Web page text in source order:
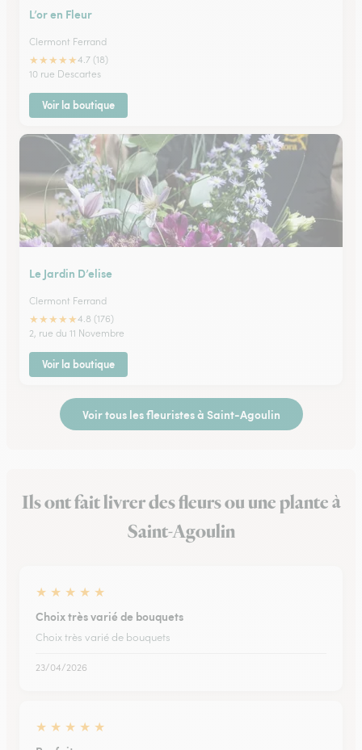
L’or en Fleur
Clermont Ferrand
★★★★★4.7 (18)
10 rue Descartes
Voir la boutique
Le Jardin D’elise
Clermont Ferrand
★★★★★4.8 (176)
2, rue du 11 Novembre
Voir la boutique
Voir tous les fleuristes à Saint-Agoulin
Ils ont fait livrer des fleurs ou une plante à
Saint-Agoulin
★ ★ ★ ★ ★
Choix très varié de bouquets
Choix très varié de bouquets
23/04/2026
★ ★ ★ ★ ★